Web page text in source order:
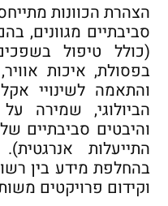
הצהרת הכוונות
סביבתיים מגוונים,
(כולל טיפול
בפסולת, איכות
והתאמה לשינויי
הביולוגי, שמירה
והיבטים סביבתיים
התייעלות
בהחלפת מידע בין
וקידום פרויקטים